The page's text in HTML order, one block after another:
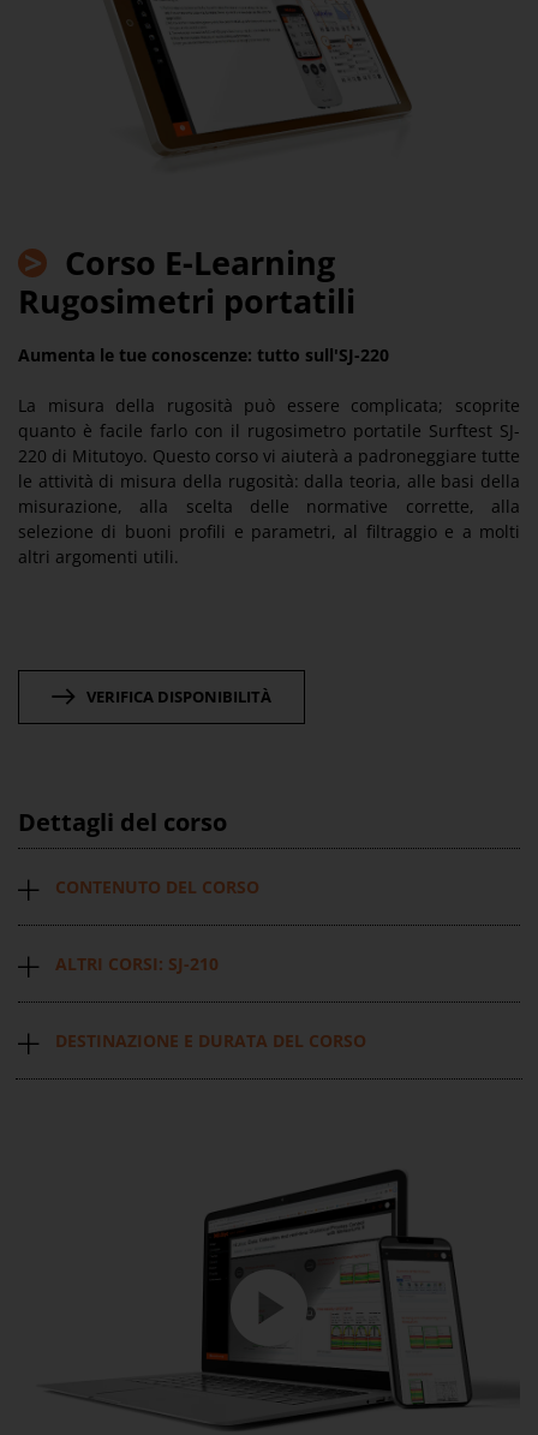
> Corso E-Learning
Rugosimetri portatili
Aumenta le tue conoscenze: tutto sull'SJ-220
La misura della rugosità può essere complicata; scoprite
quanto è facile farlo con il rugosimetro portatile Surftest SJ-
220 di Mitutoyo. Questo corso vi aiuterà a padroneggiare tutte
le attività di misura della rugosità: dalla teoria, alle basi della
misurazione, alla scelta delle normative corrette, alla
selezione di buoni profili e parametri, al filtraggio e a molti
altri argomenti utili.
VERIFICA DISPONIBILITÀ
Dettagli del corso
CONTENUTO DEL CORSO
ALTRI CORSI: SJ-210
DESTINAZIONE E DURATA DEL CORSO